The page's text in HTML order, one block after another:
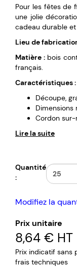
Pour les fêtes de
une jolie
cadeau durable et
Lieu de
Matière : bois
français.
Caractéristiques :
Découpe,
Dimensions
Cordon sur-
Lire la suite
Quantité
:
Modifiez la
Prix unitaire
8,64 € HT
Prix indicatif sans
frais techniques